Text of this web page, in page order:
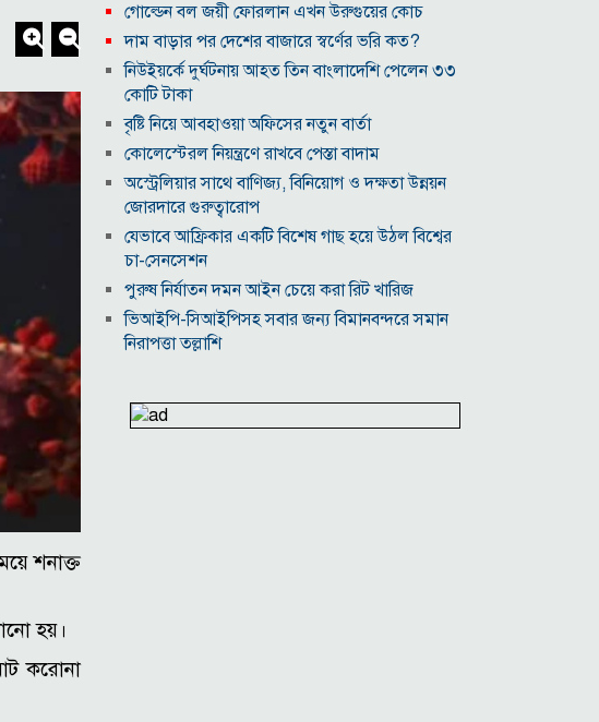
শনাক্ত
হয়।
করোনা
গোল্ডেন বল জয়ী ফোরলান এখন উরুগুয়ের কোচ
দাম বাড়ার পর দেশের বাজারে স্বর্ণের ভরি কত?
নিউইয়র্কে দুর্ঘটনায় আহত তিন বাংলাদেশি পেলেন ৩৩
কোটি টাকা
বৃষ্টি নিয়ে আবহাওয়া অফিসের নতুন বার্তা
কোলেস্টেরল নিয়ন্ত্রণে রাখবে পেস্তা বাদাম
অস্ট্রেলিয়ার সাথে বাণিজ্য, বিনিয়োগ ও দক্ষতা উন্নয়ন
জোরদারে গুরুত্বারোপ
যেভাবে আফ্রিকার একটি বিশেষ গাছ হয়ে উঠল বিশ্বের
চা-সেনসেশন
পুরুষ নির্যাতন দমন আইন চেয়ে করা রিট খারিজ
ভিআইপি-সিআইপিসহ সবার জন্য বিমানবন্দরে সমান
নিরাপত্তা তল্লাশি
চৌম্বক রহস্য
উপমহাদেশের প্রভাবশালী ১০ সুফি সাধক